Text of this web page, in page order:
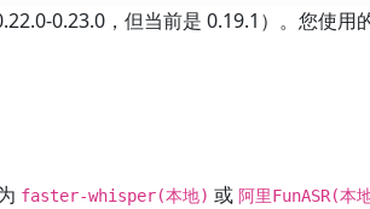
0.23.0，但当前是 0.19.1）。您使用
faster-whisper(本地) 或阿里FunASR(本